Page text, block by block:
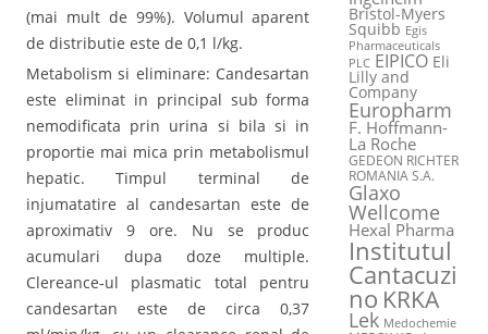
(mai mult de 99%). Volumul aparent
de distributie este de 0,1 l/kg.
Metabolism si eliminare: Candesartan
este eliminat in principal sub forma
nemodificata prin urina si bila si in
proportie mai mica prin metabolismul
hepatic. Timpul terminal de
injumatatire al candesartan este de
aproximativ 9 ore. Nu se produc
acumulari dupa doze multiple.
Clereance-ul plasmatic total pentru
candesartan este de circa 0,37
Bristol-Myers
Squibb Egis
Pharmaceuticals
PLC EIPICO Eli
Lilly and
Company
Europharm
F. Hoffmann-
La Roche
GEDEON RICHTER
ROMANIA S.A.
Glaxo
Wellcome
Hexal Pharma
Institutul
Cantacuzi
no KRKA
Lek Medochemie